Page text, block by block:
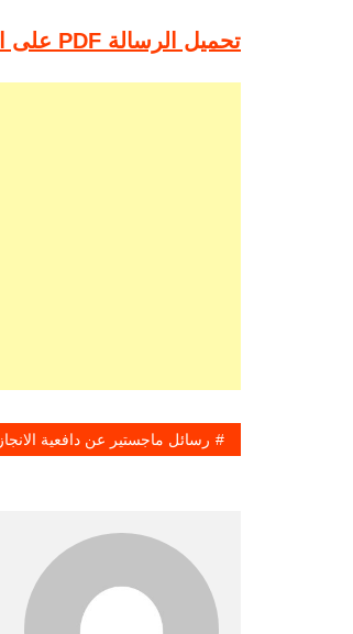
تحميل الرسالة PDF على الرابط
رسائل ماجستير عن دافعية الانجاز Pdf